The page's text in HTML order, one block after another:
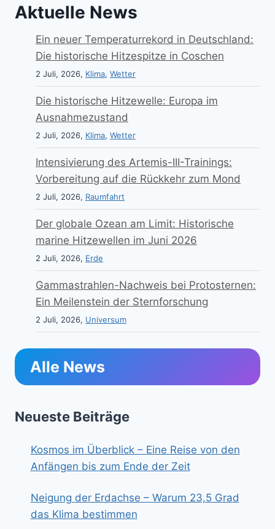
Aktuelle News
Ein neuer Temperaturrekord in Deutschland:
Die historische Hitzespitze in Coschen
2 Juli, 2026, Klima, Wetter
Die historische Hitzewelle: Europa im
Ausnahmezustand
2 Juli, 2026, Klima, Wetter
Intensivierung des Artemis-III-Trainings:
Vorbereitung auf die Rückkehr zum Mond
2 Juli, 2026, Raumfahrt
Der globale Ozean am Limit: Historische
marine Hitzewellen im Juni 2026
2 Juli, 2026, Erde
Gammastrahlen-Nachweis bei Protosternen:
Ein Meilenstein der Sternforschung
2 Juli, 2026, Universum
Alle News
Neueste Beiträge
Kosmos im Überblick – Eine Reise von den
Anfängen bis zum Ende der Zeit
Neigung der Erdachse – Warum 23,5 Grad
das Klima bestimmen